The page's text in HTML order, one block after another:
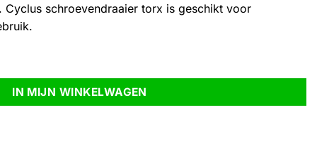
schroevendraaier torx is geschikt voor
IN MIJN WINKELWAGEN